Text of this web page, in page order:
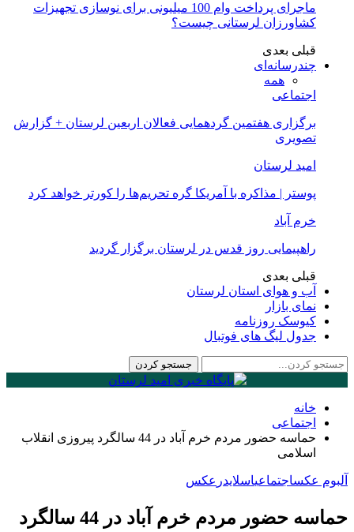
ماجرای پرداخت وام 100 میلیونی برای نوسازی تجهیزات
کشاورزان لرستانی چیست؟
قبلی بعدی
چندرسانه‌ای
همه
اجتماعی
برگزاری هفتمین گردهمایی فعالان اربعین لرستان + گزارش
تصویری
امید لرستان
پوستر | مذاکره با آمریکا گره تحریم‌ها را کورتر خواهد کرد
خرم آباد
راهپیمایی روز قدس در لرستان برگزار گردید
قبلی بعدی
آب و هوای استان لرستان
نمای بازار
کیوسک روزنامه
جدول لیگ های فوتبال
خانه
اجتماعی
حماسه حضور مردم خرم آباد در 44 سالگرد پیروزی انقلاب
اسلامی
آلبوم عکساجتماعیاسلایدر عكس
حماسه حضور مردم خرم آباد در 44 سالگرد